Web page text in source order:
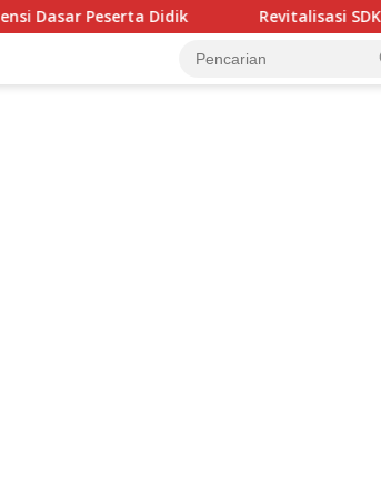
Revitalisasi SDK Wano Senilai Rp2,17